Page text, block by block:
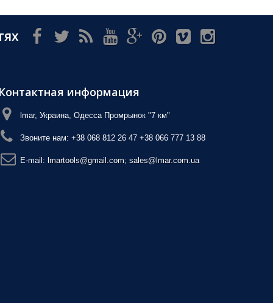
информация
lmar, Украина, Одесса Промрынок "7 км"
Звоните нам: +38 068 812 26 47 +38 066 777 13 88
E-mail: lmartools@gmail.com; sales@lmar.com.ua